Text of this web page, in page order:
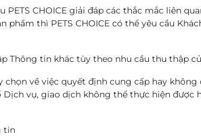
CHOICE giải đáp các thắc mắc liên
phẩm thì PETS CHOICE có thể yêu cầu
Thông tin khác tùy theo nhu cầu thu thập
chọn về việc quyết định cung cấp hay
vụ, giao dịch không thể thực hiện
tin